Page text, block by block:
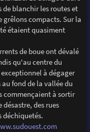
blanchir les routes et
grêlons compacts. Sur la
étaient quasiment
de boue ont dévalé
qu'au centre du
à dégager
fond de la vallée du
commençaient à sortir
des rues
déchiquetés.